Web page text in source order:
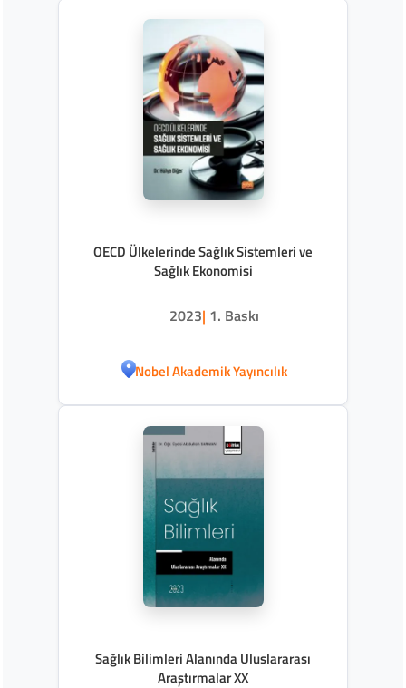
OECD Ülkelerinde Sağlık Sistemleri ve
Sağlık Ekonomisi
2023| 1. Baskı
Nobel Akademik Yayıncılık
Sağlık Bilimleri Alanında Uluslararası
Araştırmalar XX